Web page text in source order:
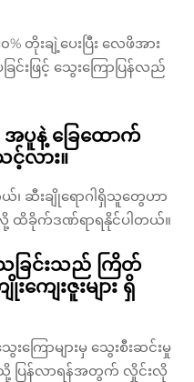
တိုးချဲ့ပေးပြီး လေဖိအား
းဖြင့် သွေးကြောပြန်လည်
ပူနဲ့ ခြေထောက်
လား။
ယ်၊ ဆီးချိုရောဂါရှိသူတွေဟာ
လို့ ထိခိုက်ဒဏ်ရာရနိုင်ပါတယ်။
ခြင်းသည် ကြိတ်
ျေးဇူးများ ရှိ
ကြောများမှ သွေးစီးဆင်းမှု
းသို့ ပြန်လာရန်အတွက် လှိုင်းလို